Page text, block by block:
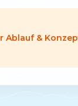
Ablauf &